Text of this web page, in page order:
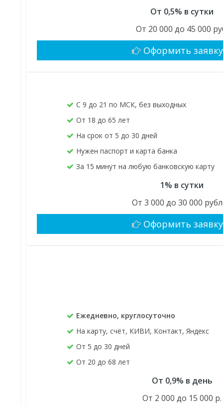
От 0,5% в сутки
От 20 000 до 45 000
Оформить заявку
С 9 до 21 по МСК, без выходных
От 18 до 65 лет
На срок от 5 до 30 дней
Нужен паспорт и карта банка
За 15 минут на любую банковскую карту
1% в сутки
От 3 000 до 30 000
Оформить заявку
Ежедневно, круглосуточно
На карту, счёт, КИВИ, Контакт, Яндекс
От 5 до 30 дней
От 20 до 68 лет
От 0,9% в день
От 2 000 до 15 000 р.